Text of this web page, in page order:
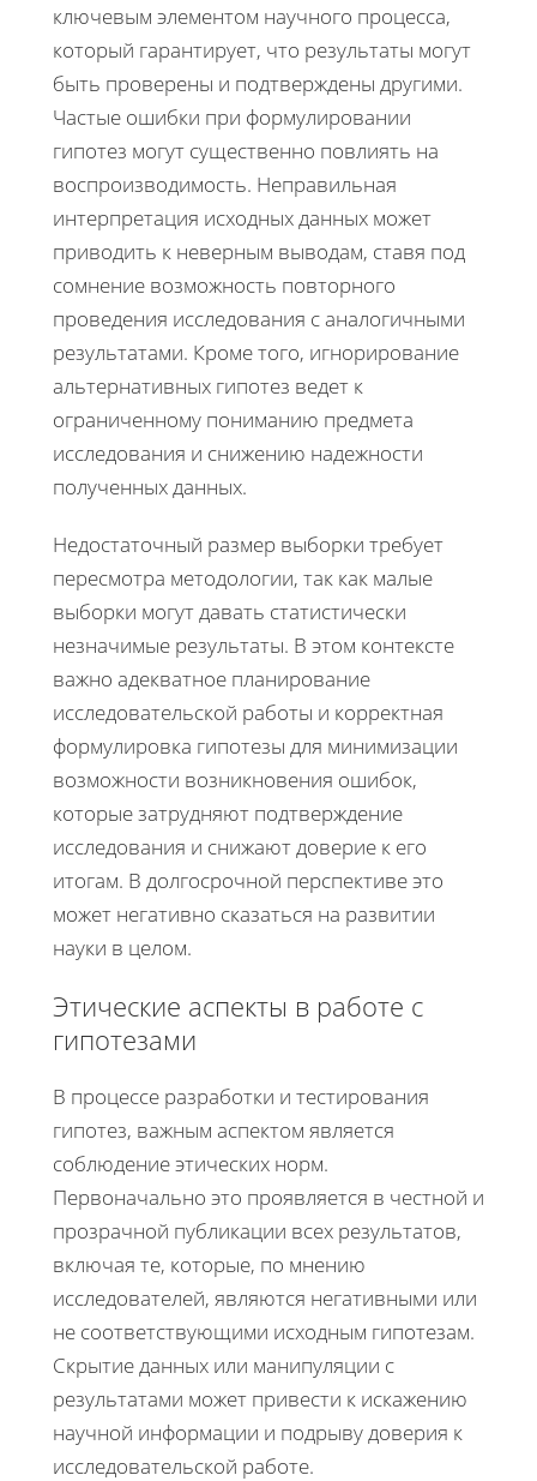
ключевым элементом научного процесса,
который гарантирует, что результаты могут
быть проверены и подтверждены другими.
Частые ошибки при формулировании
гипотез могут существенно повлиять на
воспроизводимость. Неправильная
интерпретация исходных данных может
приводить к неверным выводам, ставя под
сомнение возможность повторного
проведения исследования с аналогичными
результатами. Кроме того, игнорирование
альтернативных гипотез ведет к
ограниченному пониманию предмета
исследования и снижению надежности
полученных данных.
Недостаточный размер выборки требует
пересмотра методологии, так как малые
выборки могут давать статистически
незначимые результаты. В этом контексте
важно адекватное планирование
исследовательской работы и корректная
формулировка гипотезы для минимизации
возможности возникновения ошибок,
которые затрудняют подтверждение
исследования и снижают доверие к его
итогам. В долгосрочной перспективе это
может негативно сказаться на развитии
науки в целом.
Этические аспекты в работе с
гипотезами
В процессе разработки и тестирования
гипотез, важным аспектом является
соблюдение этических норм.
Первоначально это проявляется в честной и
прозрачной публикации всех результатов,
включая те, которые, по мнению
исследователей, являются негативными или
не соответствующими исходным гипотезам.
Скрытие данных или манипуляции с
результатами может привести к искажению
научной информации и подрыву доверия к
исследовательской работе.